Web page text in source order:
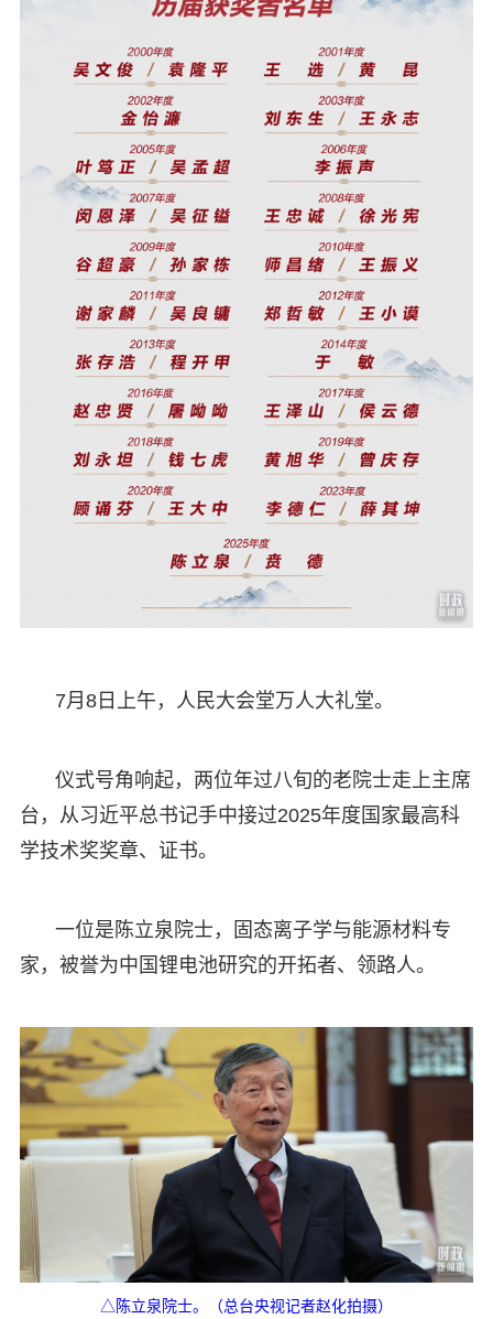
7月8日上午，人民大会堂万人大礼堂。
仪式号角响起，两位年过八旬的老院士走上主席
台，从习近平总书记手中接过2025年度国家最高科
学技术奖奖章、证书。
一位是陈立泉院士，固态离子学与能源材料专
家，被誉为中国锂电池研究的开拓者、领路人。
△陈立泉院士。（总台央视记者赵化拍摄）